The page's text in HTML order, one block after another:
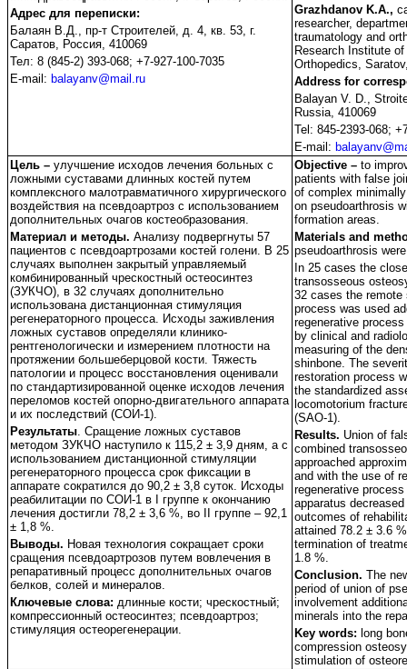
Адрес для переписки:
Балаян В.Д., пр-т Строителей, д. 4, кв. 53, г.
Саратов, Россия, 410069
Тел: 8 (845-2) 393-068; +7-927-100-7035
E-mail: balayanv@mail.ru
Grazhdanov K.A.,
researcher,
traumatology and
Research Institute
Orthopedics,
Address for
Balayan V. D.,
Russia, 410069
Tel: 845-2393-068;
E-mail:
Цель –улучшение исходов лечения больных с
ложными суставами длинных костей путем
комплексного малотравматичного хирургического
воздействия на псевдоартроз с использованием
дополнительных очагов костеобразования.
Материал и методы.Анализу подвергнуты 57
пациентов с псевдоартрозами костей голени. В 25
случаях выполнен закрытый управляемый
комбинированный чрескостный остеосинтез
(ЗУКЧО), в 32 случаях дополнительно
использована дистанционная стимуляция
регенераторного процесса. Исходы заживления
ложных суставов определяли клинико-
рентгенологически и измерением плотности на
протяжении большеберцовой кости. Тяжесть
патологии и процесс восстановления оценивали
по стандартизированной оценке исходов лечения
переломов костей опорно-двигательного аппарата
и их последствий (СОИ-1).
Результаты. Сращение ложных суставов
методом ЗУКЧО наступило к 115,2 ± 3,9 дням, а с
использованием дистанционной стимуляции
регенераторного процесса срок фиксации в
аппарате сократился до 90,2 ± 3,8 суток. Исходы
реабилитации по СОИ-1 в I группе к окончанию
лечения достигли 78,2 ± 3,6 %, во II группе – 92,1
± 1,8 %.
Выводы. Новая технология сокращает сроки
сращения псевдоартрозов путем вовлечения в
репаративный процесс дополнительных очагов
белков, солей и минералов.
Ключевые слова: длинные кости; чрескостный;
компрессионный остеосинтез; псевдоартроз;
стимуляция остеорегенерации.
Objective – to
patients with false
of complex
on pseudoarthrosis
formation areas.
Materials and
pseudoarthrosis
In 25 cases the
transosseous
32 cases the remote
process was used
regenerative
by clinical and
measuring of the
shinbone. The
restoration process
the standardized
locomotorium
(SAO-1).
Results. Union of
combined
approached
and with the use of
regenerative
apparatus
outcomes of
attained 78.2 ± 3.6
termination of
1.8 %.
Conclusion. The
period of union of
involvement
minerals into the
Key words: long
compression
stimulation of